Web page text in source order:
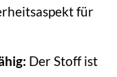
für
Der Stoff ist